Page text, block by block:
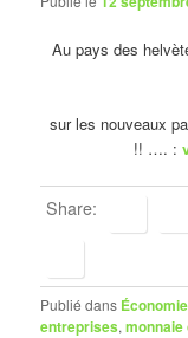
Au pays des
sur les nouveaux
!! …. :
Share:
Publié dans Économie
entreprises,